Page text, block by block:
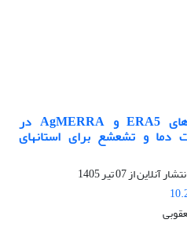
ارزیابی توان و دقت پایگاه‌های ERA5 و AgMERRA در
شبیه‌سازی داده‌های بلندمدت دما و تشعشع برای استان‎های
آنلاین از07 تیر 1405